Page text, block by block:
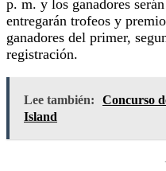
p. m. y los ganadores
entregarán trofeos y
ganadores del primer,
registración.
Lee también:
Concurso
Island